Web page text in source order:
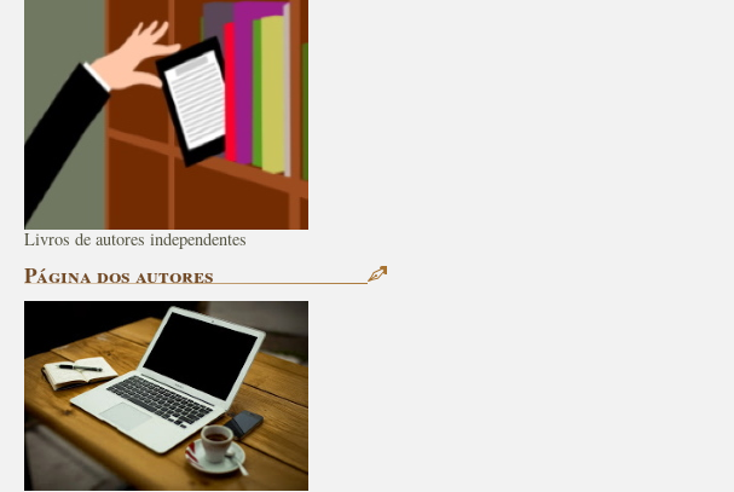
Livros de autores independentes
Página dos autores